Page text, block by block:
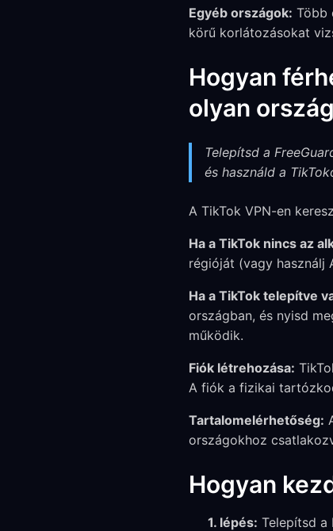
Egyéb országok: Több
körű korlátozásokat
Hogyan
olyan
Telepítsd a
és használd a
A TikTok VPN-en
Ha a TikTok nincs az
régióját (vagy használj
Ha a TikTok telepítve
országban, és nyisd
működik.
Fiók létrehozása:
A fiók a fizikai
Tartalomelérhetőség:
országokhoz
Hogyan
1. lépés: Telepítsd a